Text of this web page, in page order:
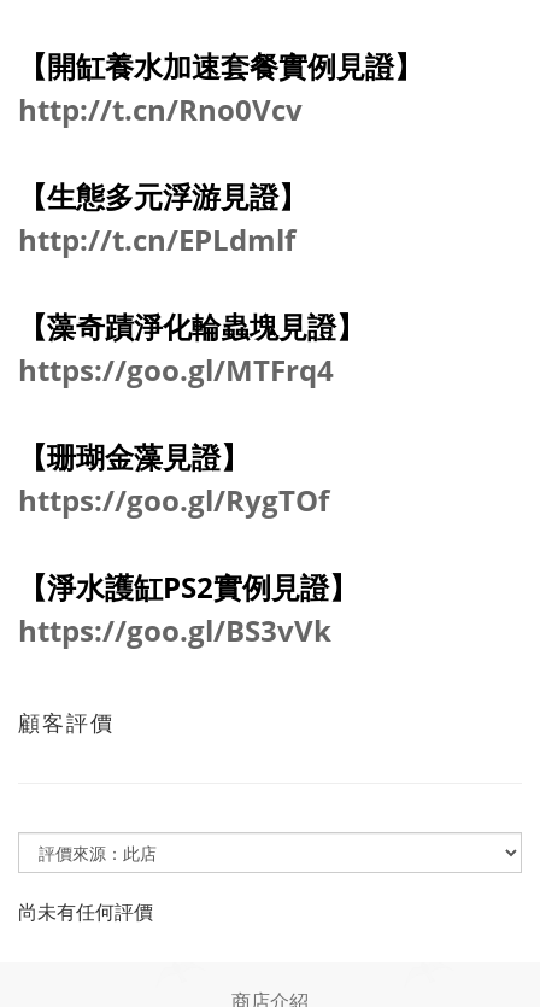
【開缸養水加速套餐實例見證】
http://t.cn/Rno0Vcv
【生態多元浮游見證】
http://t.cn/EPLdmlf
【藻奇蹟淨化輪蟲塊見證】
https://goo.gl/MTFrq4
【珊瑚金藻見證】
https://goo.gl/RygTOf
【淨水護缸PS2實例見證】
https://goo.gl/BS3vVk
顧客評價
尚未有任何評價
商店介紹